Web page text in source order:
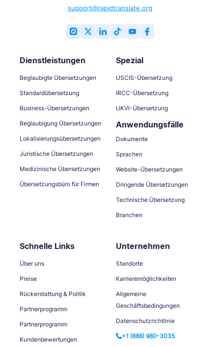
support@rapidtranslate.org
Dienstleistungen
Beglaubigte Übersetzungen
Standardübersetzung
Business-Übersetzungen
Beglaubigung Übersetzungen
Lokalisierungsübersetzungen
Juristische Übersetzungen
Medizinische Übersetzungen
Übersetzungsbüro für Firmen
Spezial
USCIS-Übersetzung
IRCC-Übersetzung
UKVI-Übersetzung
Anwendungsfälle
Dokumente
Sprachen
Website-Übersetzungen
Dringende Übersetzungen
Technische Übersetzung
Branchen
Schnelle Links
Über uns
Preise
Rückerstattung & Politik
Partnerprogramm
Partnerprogramm
Kundenbewertungen
Unternehmen
Standorte
Karrieremöglichkeiten
Allgemeine
Geschäftsbedingungen
Datenschutzrichtlinie
+1 (888) 980-3035